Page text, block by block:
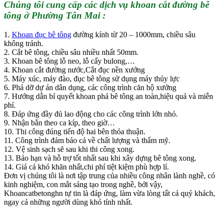
Chúng tôi cung cấp các dịch vụ khoan cắt đường bê
tông ở Phường Tân Mai :
1. Khoan đục bê tông đường kính từ 20 – 1000mm, chiều sâu
không tránh.
2. Cắt bê tông, chiều sâu nhiều nhất 50mm.
3. Khoan bê tông lỗ neo, lỗ cấy bulong,…
4. Khoan cắt đường nước,Cắt đục nền xưởng
5. Máy xúc, máy đào, đục bê tông sử dụng máy thủy lực
6. Phá dỡ dự án dân dụng, các công trình căn hộ xưởng
7. Hướng dẫn bí quyết khoan phá bê tông an toàn,hiệu quả và miễn
phí.
8. Đáp ứng đầy đủ lao động cho các công trình lớn nhỏ.
9. Nhận bắn theo ca kíp, theo giờ…
10. Thi công đúng tiến độ hai bên thỏa thuận.
11. Công trình đảm bảo cả về chất lượng và thẩm mỹ.
12. Vệ sinh sạch sẽ sau khi thi công xong.
13. Bảo hạn và hỗ trợ tốt nhất sau khi xây dựng bê tông xong.
14. Giá cả khó khăn nhất,chi phí tiệt kiệm phù hợp lí.
Đơn vị chúng tôi là nơi tập trung của nhiều công nhân lành nghề, có
kinh nghiệm, con mắt sáng tạo trong nghề, bởi vậy,
Khoancatbetonghn tự tin là đáp ứng, làm vừa lòng tất cả quý khách,
ngay cả những người dùng khó tính nhất.